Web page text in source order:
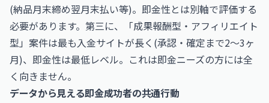
(納品月末締め翌月末払い等)。即金性とは別軸で評価する
必要があります。第三に、「成果報酬型・アフィリエイト
型」案件は最も入金サイトが長く(承認・確定まで2〜3ヶ
月)、即金性は最低レベル。これは即金ニーズの方には全
く向きません。
データから見える即金成功者の共通行動